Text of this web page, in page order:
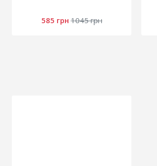
585 грн 1045 грн